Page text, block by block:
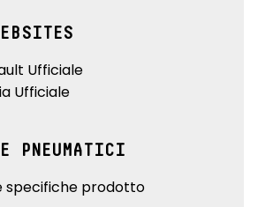
Ufficiale
Ufficiale
PNEUMATICI
specifiche prodotto